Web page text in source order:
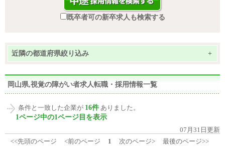
既卒者可の新卒求人も検索する
近隣の都道府県絞り込み +
岡山県,視覚の障がい者求人転職・採用情報一覧
条件と一致した企業が 16件 ありました。
1ページ中の1ページ目を表示
07月31日更新
<<先頭のページ
<前のページ 1 次のページ> 最後のページ>>